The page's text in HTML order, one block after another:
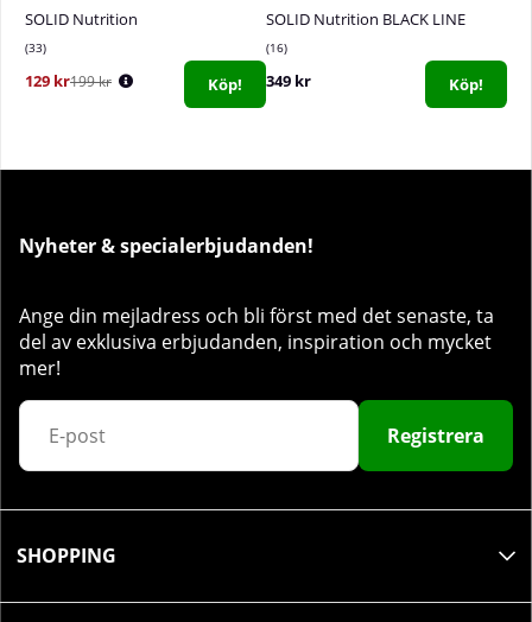
SOLID Nutrition
33
129 kr199 kr Köp!
SOLID Nutrition BLACK LINE
16
349 kr Köp!
Nyheter & specialerbjudanden!
Ange din mejladress och bli först med det senaste, ta
del av exklusiva erbjudanden, inspiration och mycket
mer!
Registrera
SHOPPING